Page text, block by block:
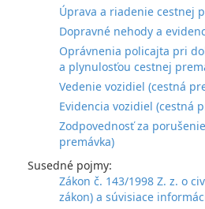
Úprava a riadenie cestnej
Dopravné nehody a
Oprávnenia policajta pri
a plynulosťou cestnej
Vedenie vozidiel (cestná
Evidencia vozidiel (cestná
Zodpovednosť za
premávka)
Susedné pojmy:
Zákon č. 143/1998 Z. z. o
zákon) a súvisiace